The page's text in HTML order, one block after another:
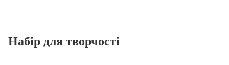
Набір для творчості